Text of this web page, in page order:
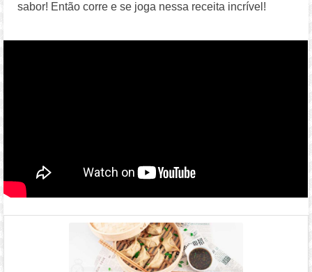
sabor! Então corre e se joga nessa receita incrível!